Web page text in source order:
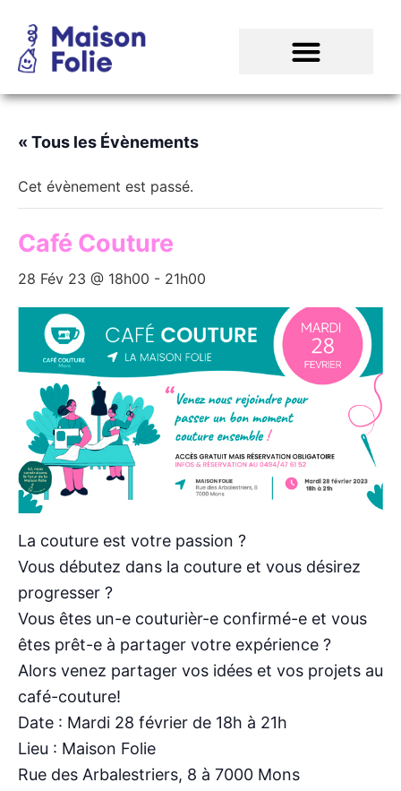
« Tous les Évènements
Cet évènement est passé.
Café Couture
28 Fév 23 @ 18h00 - 21h00
La couture est votre passion ?
Vous débutez dans la couture et vous désirez
progresser ?
Vous êtes un-e couturièr-e confirmé-e et vous
êtes prêt-e à partager votre expérience ?
Alors venez partager vos idées et vos projets au
café-couture!
Date : Mardi 28 février de 18h à 21h
Lieu : Maison Folie
Rue des Arbalestriers, 8 à 7000 Mons